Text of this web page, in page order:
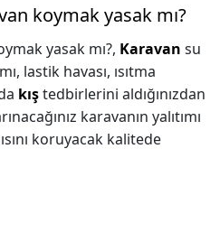
koymak yasak mı?
yasak mı?, Karavan su
lastik havası, ısıtma
kıştedbirlerini aldığınızdan
karavanın yalıtımı
koruyacak kalitede